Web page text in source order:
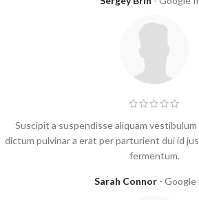
Suscipit a suspendisse aliquam
dictum pulvinar a erat per parturient dui id
fermentum.
Sarah Connor Google